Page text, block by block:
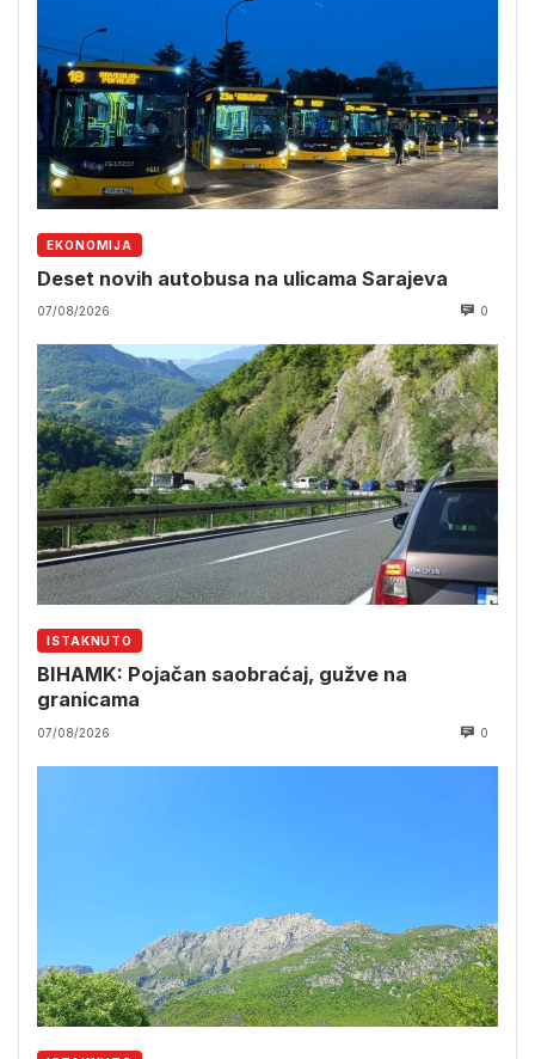
EKONOMIJA
Deset novih autobusa na ulicama Sarajeva
07/08/2026 0
ISTAKNUTO
BIHAMK: Pojačan saobraćaj, gužve na
granicama
07/08/2026 0